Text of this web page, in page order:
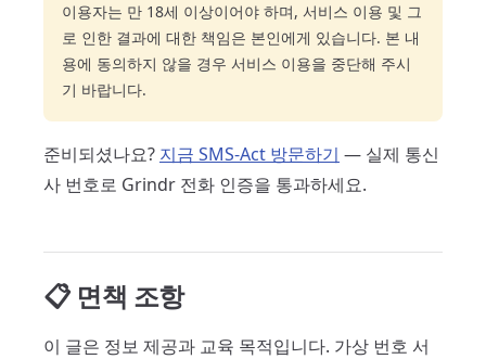
이용자는 만 18세 이상이어야 하며, 서비스 이용 및 그
로 인한 결과에 대한 책임은 본인에게 있습니다. 본 내
용에 동의하지 않을 경우 서비스 이용을 중단해 주시
기 바랍니다.
준비되셨나요? 지금 SMS-Act 방문하기 — 실제 통신
사 번호로 Grindr 전화 인증을 통과하세요.
📋 면책 조항
이 글은 정보 제공과 교육 목적입니다. 가상 번호 서